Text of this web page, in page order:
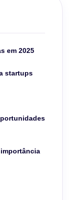
em 2025
startups